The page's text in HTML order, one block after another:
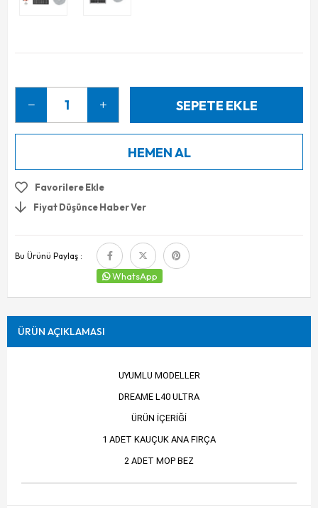
Favorilere Ekle
Fiyat Düşünce Haber Ver
Bu Ürünü Paylaş :
WhatsApp
ÜRÜN AÇIKLAMASI
UYUMLU MODELLER
DREAME L40 ULTRA
ÜRÜN İÇERİĞİ
1 ADET KAUÇUK ANA FIRÇA
2 ADET MOP BEZ